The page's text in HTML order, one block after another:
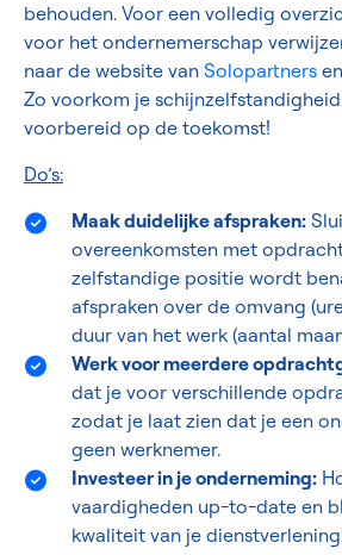
behouden. Voor een volledig
voor het ondernemerschap
naar de website van Solopartners en
Zo voorkom je
voorbereid op de toekomst!
Do’s:
Maak duidelijke afspraken:
overeenkomsten met
zelfstandige positie wordt
afspraken over de omvang
duur van het werk (aantal
Werk voor meerdere
dat je voor verschillende
zodat je laat zien dat je een
geen werknemer.
Investeer in je onderneming:
vaardigheden up-to-date en
kwaliteit van je